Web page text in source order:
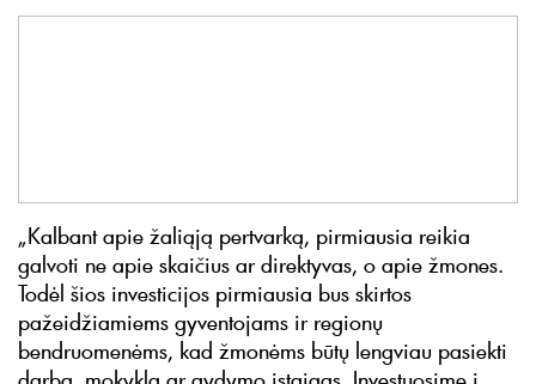
„Kalbant apie žaliąją pertvarką, pirmiausia reikia
galvoti ne apie skaičius ar direktyvas, o apie žmones.
Todėl šios investicijos pirmiausia bus skirtos
pažeidžiamiems gyventojams ir regionų
bendruomenėms, kad žmonėms būtų lengviau pasiekti